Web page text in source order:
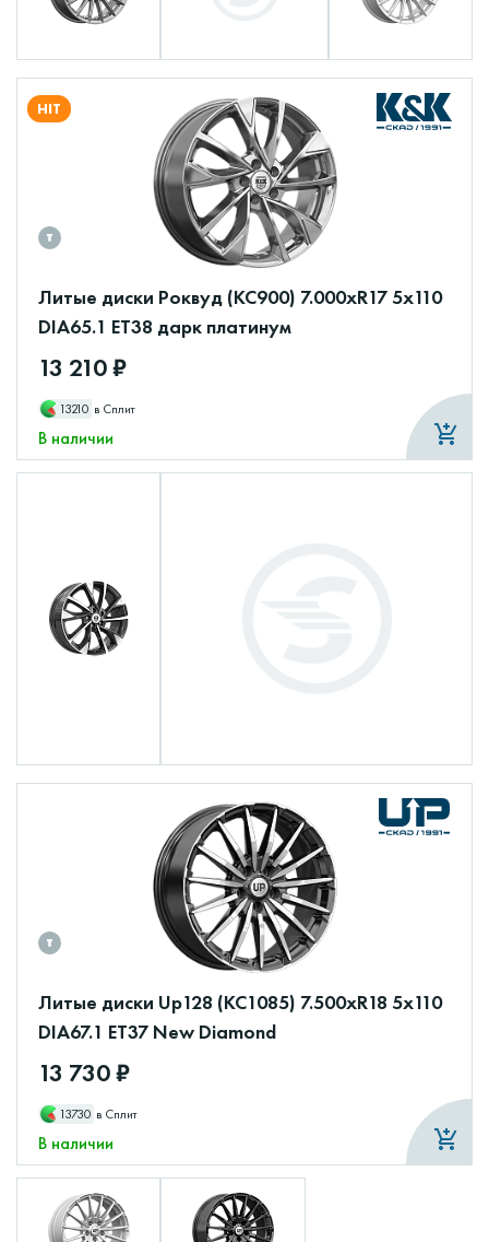
HIT
Литые диски Роквуд (КС900) 7.000xR17 5x110
DIA65.1 ET38 дарк платинум
13 210 ₽
13210 в Сплит
В наличии
Литые диски Up128 (КС1085) 7.500xR18 5x110
DIA67.1 ET37 New Diamond
13 730 ₽
13730 в Сплит
В наличии